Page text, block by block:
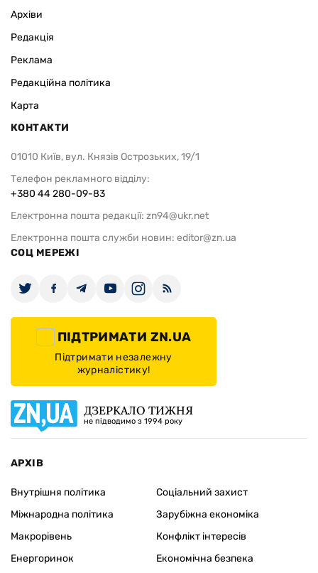
Архіви
Редакція
Реклама
Редакційна політика
Карта
КОНТАКТИ
01010 Київ, вул. Князів Острозьких, 19/1
Телефон рекламного відділу:
+380 44 280-09-83
Електронна пошта редакції: zn94@ukr.net
Електронна пошта служби новин: editor@zn.ua
СОЦ МЕРЕЖІ
ПІДТРИМАТИ ZN.UA
Підтримати незалежну
журналістику!
ДЗЕРКАЛО ТИЖНЯ
не підводимо з 1994 року
АРХІВ
Внутрішня політика
Міжнародна політика
Макрорівень
Енергоринок
Соціальний захист
Зарубіжна економіка
Конфлікт інтересів
Економічна безпека